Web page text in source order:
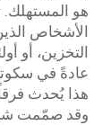
هو
الأشخاص
التخزين، أو
عادةً في
هذا يُحدث
وقد صمّمت